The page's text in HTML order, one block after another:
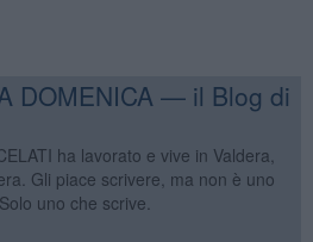
DOMENICA — il Blog di
ha lavorato e vive in Valdera,
Gli piace scrivere, ma non è uno
uno che scrive.